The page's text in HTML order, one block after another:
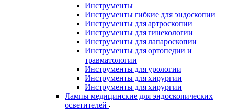
Инструменты
Инструменты гибкие для эндоскопии
Инструменты для артроскопии
Инструменты для гинекологии
Инструменты для лапароскопии
Инструменты для ортопедии и
травматологии
Инструменты для урологии
Инструменты для хирургии
Инструменты для хирургии
Лампы медицинские для эндоскопических
осветителей